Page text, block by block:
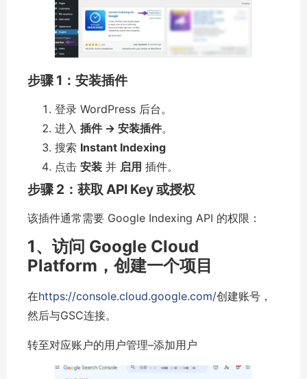
步骤 1：安装插件
登录 WordPress 后台。
进入 插件 → 安装插件。
搜索 Instant Indexing
点击 安装 并 启用 插件。
步骤 2：获取 API Key 或授权
该插件通常需要 Google Indexing API 的权限：
1、访问 Google Cloud
Platform，创建一个项目
在https://console.cloud.google.com/创建账号，
然后与GSC连接。
转至对应账户的用户管理–添加用户